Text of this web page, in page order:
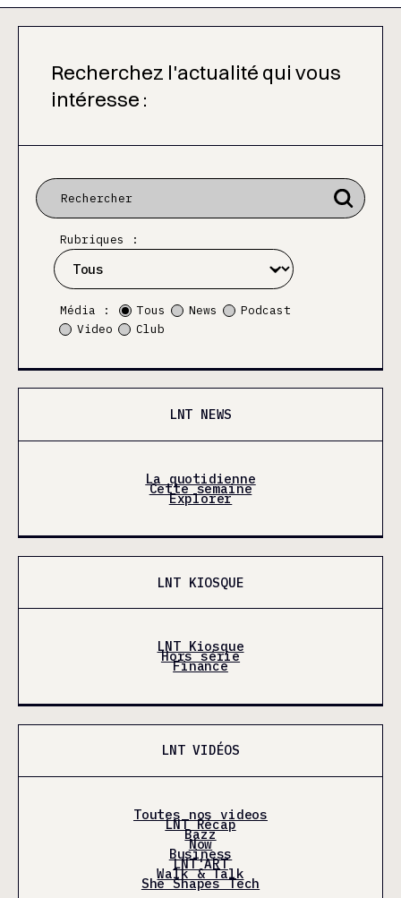
Recherchez l'actualité qui vous
intéresse :
Rubriques :
Média : Tous News
Podcast
Video
Club
LNT NEWS
La quotidienne
Cette semaine
Explorer
LNT KIOSQUE
LNT Kiosque
Hors série
Finance
LNT VIDÉOS
Toutes nos videos
LNT Récap
Bazz
Now
Business
LNT'ART
Walk & Talk
She Shapes Tech